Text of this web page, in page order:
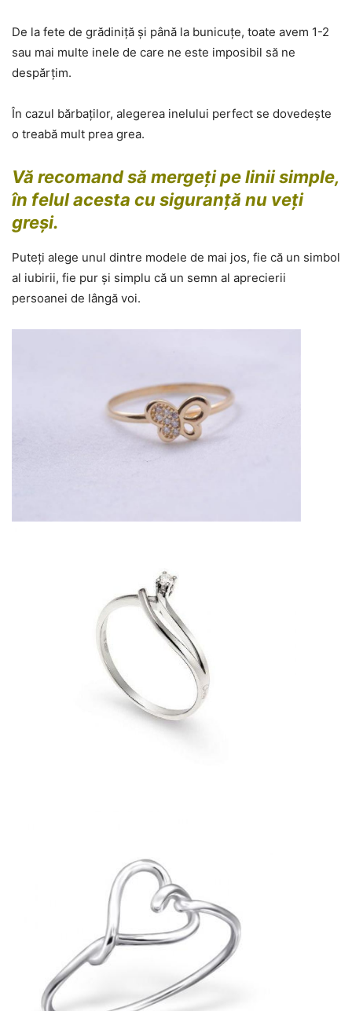
De la fete de grădiniță și până la bunicuțe, toate avem 1-2
sau mai multe inele de care ne este imposibil să ne
despărțim.
În cazul bărbaților, alegerea inelului perfect se dovedește
o treabă mult prea grea.
Vă recomand să mergeți pe linii simple,
în felul acesta cu siguranță nu veți
greși.
Puteți alege unul dintre modele de mai jos, fie că un simbol
al iubirii, fie pur și simplu că un semn al aprecierii
persoanei de lângă voi.